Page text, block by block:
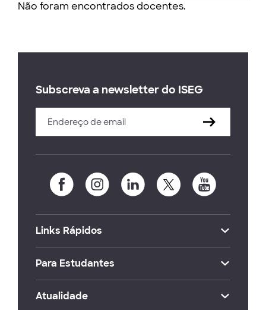
Não foram encontrados docentes.
Subscreva a newsletter do ISEG
Links Rápidos
Para Estudantes
Atualidade